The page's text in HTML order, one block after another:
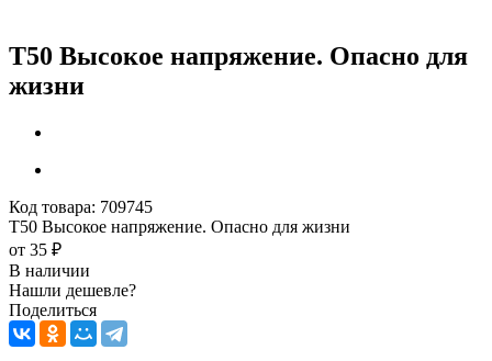
T50 Высокое напряжение. Опасно для
жизни
Код товара: 709745
T50 Высокое напряжение. Опасно для жизни
от 35 ₽
В наличии
Нашли дешевле?
Поделиться